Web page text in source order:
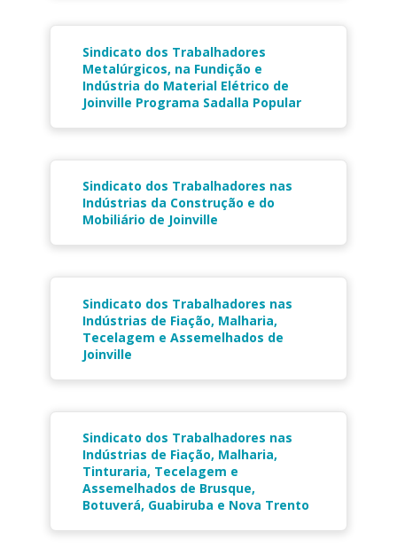
Sindicato dos Trabalhadores
Metalúrgicos, na Fundição e
Indústria do Material Elétrico de
Joinville Programa Sadalla Popular
Sindicato dos Trabalhadores nas
Indústrias da Construção e do
Mobiliário de Joinville
Sindicato dos Trabalhadores nas
Indústrias de Fiação, Malharia,
Tecelagem e Assemelhados de
Joinville
Sindicato dos Trabalhadores nas
Indústrias de Fiação, Malharia,
Tinturaria, Tecelagem e
Assemelhados de Brusque,
Botuverá, Guabiruba e Nova Trento